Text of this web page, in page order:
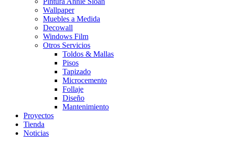
Wallpaper
Muebles a Medida
Decowall
Windows Film
Otros Servicios
Toldos & Mallas
Pisos
Tapizado
Microcemento
Follaje
Diseño
Mantenimiento
Proyectos
Tienda
Noticias